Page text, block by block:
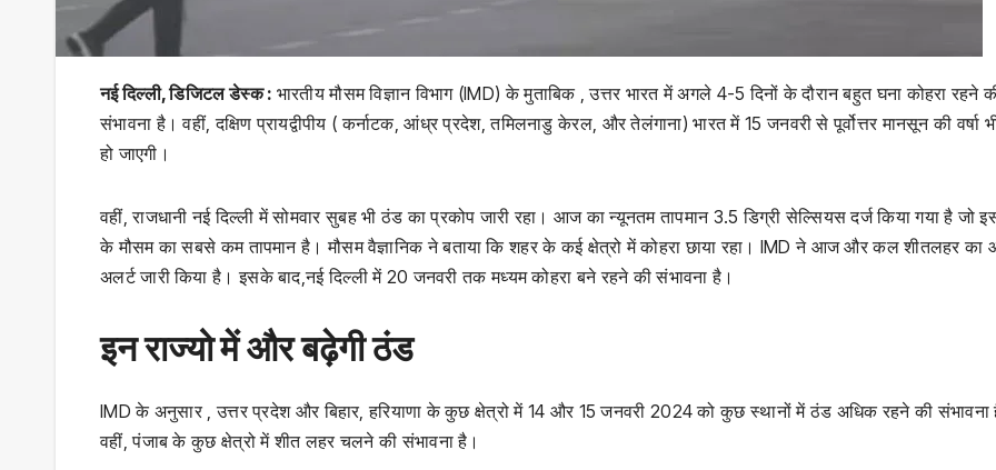
नई दिल्ली, डिजिटल डेस्क : भारतीय मौसम विज्ञान विभाग (IMD) के मुताबिक , उत्तर भारत में अगले 4-5 दिनों के दौरान बहुत घना कोहरा रहने
संभावना है। वहीं, दक्षिण प्रायद्वीपीय ( कर्नाटक, आंध्र प्रदेश, तमिलनाडु केरल, और तेलंगाना) भारत में 15 जनवरी से पूर्वोत्तर मानसून की वर्षा
हो जाएगी।
वहीं, राजधानी नई दिल्ली में सोमवार सुबह भी ठंड का प्रकोप जारी रहा। आज का न्यूनतम तापमान 3.5 डिग्री सेल्सियस दर्ज किया गया है जो
के मौसम का सबसे कम तापमान है। मौसम वैज्ञानिक ने बताया कि शहर के कई क्षेत्रो में कोहरा छाया रहा। IMD ने आज और कल शीतलहर का
अलर्ट जारी किया है। इसके बाद,नई दिल्ली में 20 जनवरी तक मध्यम कोहरा बने रहने की संभावना है।
इन राज्यो में और बढ़ेगी ठंड
IMD के अनुसार , उत्तर प्रदेश और बिहार, हरियाणा के कुछ क्षेत्रो में 14 और 15 जनवरी 2024 को कुछ स्थानों में ठंड अधिक रहने की
वहीं, पंजाब के कुछ क्षेत्रो में शीत लहर चलने की संभावना है।